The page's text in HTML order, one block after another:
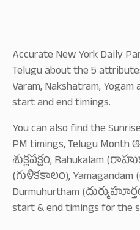
Accurate New York Daily
Telugu about the 5
Varam, Nakshatram,
start and end timings.
You can also find the
PM timings, Telugu
శుక్లపక్షం, Rahukalam
(గుళికకాలం),
Durmuhurtham
start & end timings for the